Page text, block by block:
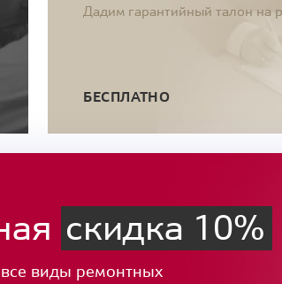
Дадим гарантийный талон на
БЕСПЛАТНО
скидка 10%
виды ремонтных